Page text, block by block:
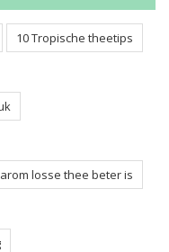
10 Tropische theetips
losse thee beter is